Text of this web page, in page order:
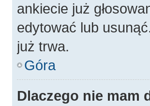
ankiecie już
edytować lub
już trwa.
Góra
Dlaczego nie mam